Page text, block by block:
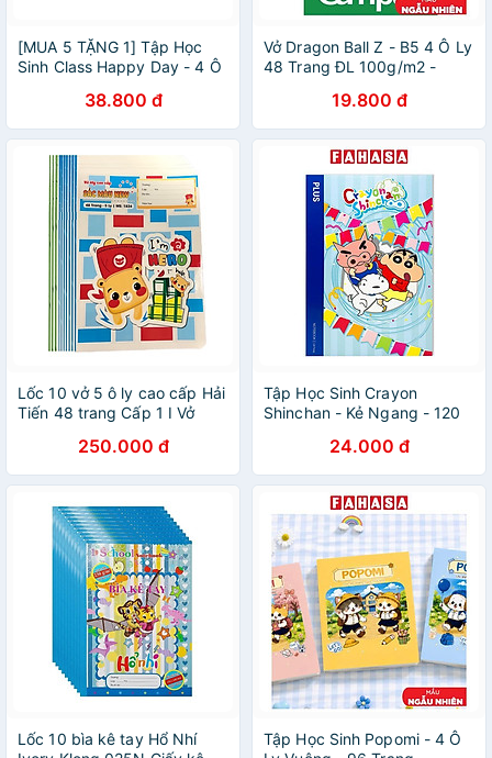
[MUA 5 TẶNG 1] Tập Học
Sinh Class Happy Day - 4 Ô
- Hồng Hà 0350 - Mẫu 3
38.800 đ
Vở Dragon Ball Z - B5 4 Ô Ly
48 Trang ĐL 100g/m2 -
Màu Giao Ngẫu Nhiên)
19.800 đ
Lốc 10 vở 5 ô ly cao cấp Hải
Tiến 48 trang Cấp 1 I Vở
Sắc màu 1824250.000 đ
Tập Học Sinh Crayon
Shinchan - Kẻ Ngang - 120
V073 - Màu Xanh Dương
24.000 đ
Lốc 10 bìa kê tay Hổ Nhí
Tập Học Sinh Popomi - 4 Ô